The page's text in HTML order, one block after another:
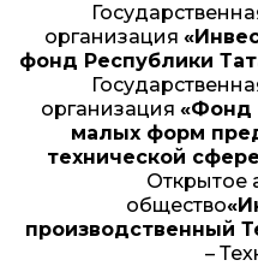
организация
фонд Республики
организация «Фонд
малых форм
технической
Открытое
общество
производственный
–